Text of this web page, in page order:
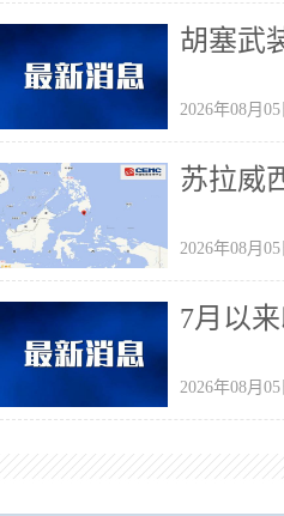
胡塞武
2026年08月
苏拉威
2026年08月
7月以
2026年08月